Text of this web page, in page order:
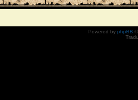
Powered by phpBB